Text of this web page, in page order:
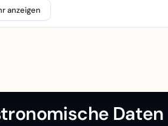
anzeigen
Daten